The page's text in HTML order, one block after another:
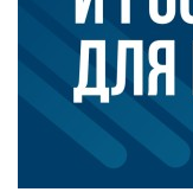
info@rguts.ru
ГРАФИК И
пн-чт: с 09:00
пт: с 09:00 до
сб-вс: